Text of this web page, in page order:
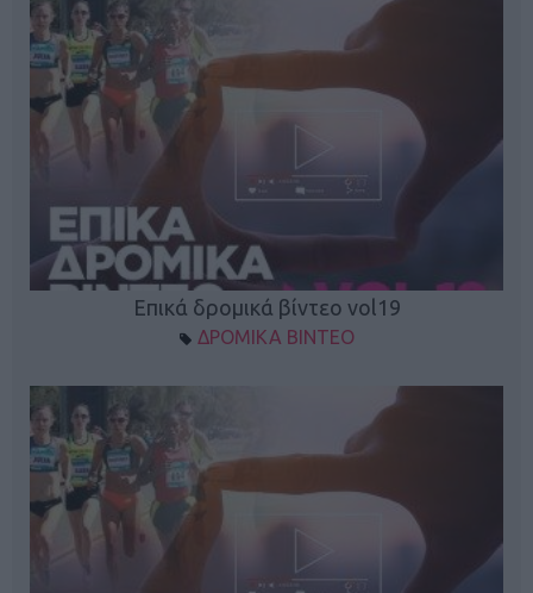
Επικά δρομικά βίντεο vol19
ΔΡΟΜΙΚΑ ΒΙΝΤΕΟ